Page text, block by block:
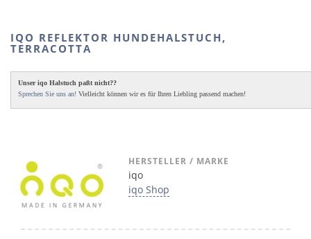
IQO REFLEKTOR HUNDEHALSTUCH,
TERRACOTTA
Unser iqo Halstuch paßt nicht??
Sprechen Sie uns an! Vielleicht können wir es für Ihren Liebling passend machen!
HERSTELLER / MARKE
iqo
iqo Shop